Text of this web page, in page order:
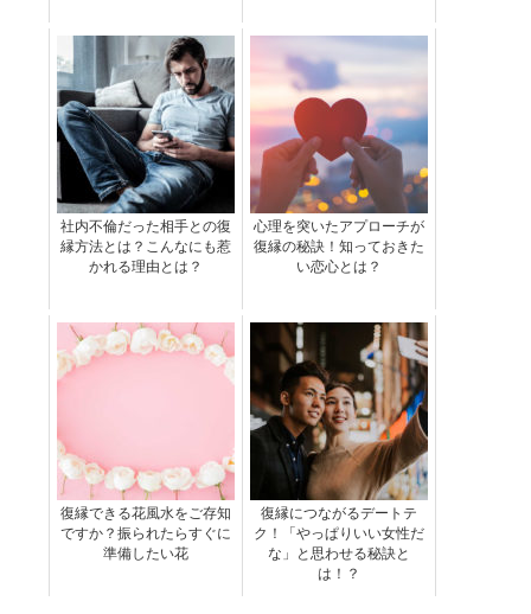
社内不倫だった相手との復
縁方法とは？こんなにも惹
かれる理由とは？
心理を突いたアプローチが
復縁の秘訣！知っておきた
い恋心とは？
復縁できる花風水をご存知
ですか？振られたらすぐに
準備したい花
復縁につながるデートテ
ク！「やっぱりいい女性だ
な」と思わせる秘訣と
は！？